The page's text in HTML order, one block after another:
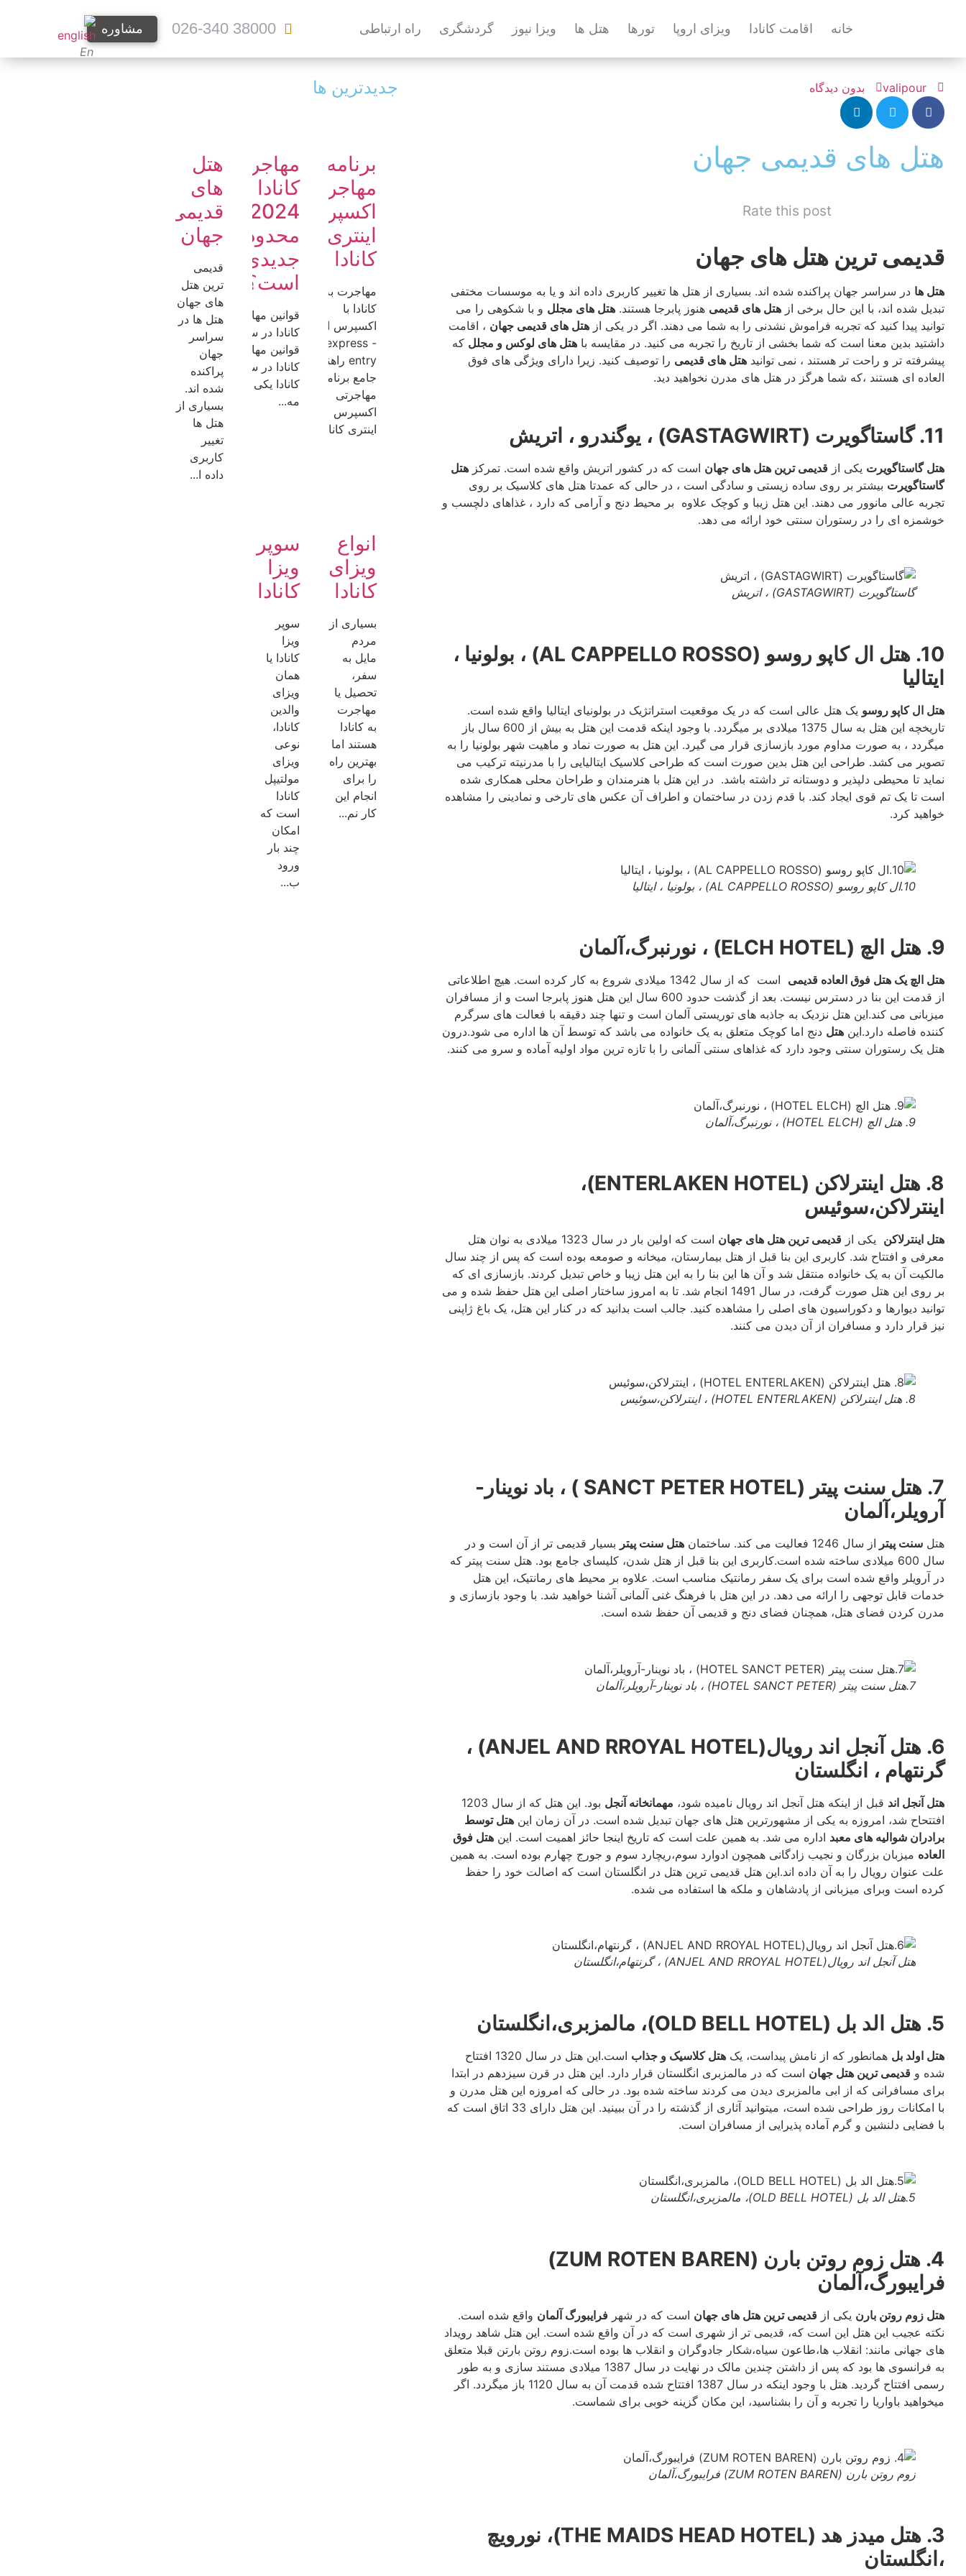
خانه اقامت کانادا ویزای اروپا تورها هتل ها ویزا نیوز گردشگری راه ارتباطی 38000 026-340
مشاوره
En
valipour بدون دیدگاه
هتل های قدیمی جهان
Rate this post
قدیمی ترین هتل های جهان
هتل ها در سراسر جهان پراکنده شده اند. بسیاری از هتل ها تغییر کاربری داده اند و یا به موسسات مختفی
تبدیل شده اند، با این حال برخی از هتل های قدیمی هنوز پابرجا هستند. هتل های مجلل و با شکوهی را می
توانید پیدا کنید که تجربه فراموش نشدنی را به شما می دهند. اگر در یکی از هتل های قدیمی جهان ، اقامت
داشتید بدین معنا است که شما بخشی از تاریخ را تجربه می کنید. در مقایسه با هتل های لوکس و مجلل که
پیشرفته تر و راحت تر هستند ، نمی توانید هتل های قدیمی را توصیف کنید. زیرا دارای ویژگی های فوق
العاده ای هستند ،که شما هرگز در هتل های مدرن نخواهید دید.
11. گاستاگویرت (GASTAGWIRT) ، یوگندرو ، اتریش
هتل گاستاگویرت یکی از قدیمی ترین هتل های جهان است که در کشور اتریش واقع شده است. تمرکز هتل
گاستاگویرت بیشتر بر روی ساده زیستی و سادگی است ، در حالی که عمدتا هتل های کلاسیک بر روی
تجربه عالی مانوور می دهند. این هتل زیبا و کوچک علاوه بر محیط دنج و آرامی که دارد ، غذاهای دلچسب و
خوشمزه ای را در رستوران سنتی خود ارائه می دهد.
گاستاگویرت (GASTAGWIRT) ، اتریش
10. هتل ال کاپو روسو (AL CAPPELLO ROSSO) ، بولونیا ،
ایتالیا
هتل ال کاپو روسو یک هتل عالی است که در یک موقعیت استراتژیک در بولونیای ایتالیا واقع شده است.
تاریخچه این هتل به سال 1375 میلادی بر میگردد. با وجود اینکه قدمت این هتل به بیش از 600 سال باز
میگردد ، به صورت مداوم مورد بازسازی قرار می گیرد. این هتل به صورت نماد و ماهیت شهر بولونیا را به
تصویر می کشد. طراحی این هتل بدین صورت است که طراحی کلاسیک ایتالیایی را با مدرنیته ترکیب می
نماید تا محیطی دلپذیر و دوستانه تر داشته باشد. در این هتل با هنرمندان و طراحان محلی همکاری شده
است تا یک تم قوی ایجاد کند. با قدم زدن در ساختمان و اطراف آن عکس های تارخی و نمادینی را مشاهده
خواهید کرد.
10.ال کاپو روسو (AL CAPPELLO ROSSO) ، بولونیا ، ایتالیا
9. هتل الچ (ELCH HOTEL) ، نورنبرگ،آلمان
هتل الچ یک هتل فوق العاده قدیمی
است که از سال 1342 میلادی شروع به کار کرده است. هیچ اطلاعاتی
از قدمت این بنا در دسترس نیست. بعد از گذشت حدود 600 سال این هتل هنوز پابرجا است و از مسافران
میزبانی می کند.این هتل نزدیک به جاذبه های توریستی آلمان است و تنها چند دقیقه با فعالت های سرگرم
کننده فاصله دارد.این هتل دنج اما کوچک متعلق به یک خانواده می باشد که توسط آن ها اداره می شود.درون
هتل یک رستوران سنتی وجود دارد که غذاهای سنتی آلمانی را با تازه ترین مواد اولیه آماده و سرو می کنند.
9. هتل الچ (HOTEL ELCH) ، نورنبرگ،آلمان
8. هتل اینترلاکن (ENTERLAKEN HOTEL)،
اینترلاکن،سوئیس
هتل اینترلاکن یکی از قدیمی ترین هتل های جهان
است که اولین بار در سال 1323 میلادی به نوان هتل
معرفی و افتتاح شد. کاربری این بنا قبل از هتل بیمارستان، میخانه و صومعه بوده است که پس از چند سال
مالکیت آن به یک خانواده منتقل شد و آن ها این بنا را به این هتل زیبا و خاص تبدیل کردند. بازسازی ای که
بر روی این هتل صورت گرفت، در سال 1491 انجام شد. تا به امروز ساختار اصلی این هتل حفظ شده و می
توانید دیوارها و دکوراسیون های اصلی را مشاهده کنید. جالب است بدانید که در کنار این هتل، یک باغ ژاپنی
نیز قرار دارد و مسافران از آن دیدن می کنند.
8. هتل اینترلاکن (HOTEL ENTERLAKEN) ، اینترلاکن،سوئیس
7. هتل سنت پیتر (SANCT PETER HOTEL ) ، باد نوینار-
آرویلر،آلمان
هتل سنت پیتر از سال 1246 فعالیت می کند. ساختمان هتل سنت پیتر بسیار قدیمی تر از آن است و در
سال 600 میلادی ساخته شده است.کاربری این بنا قبل از هتل شدن، کلیسای جامع بود. هتل سنت پیتر که
در آرویلر واقع شده است برای یک سفر رمانتیک مناسب است. علاوه بر محیط های رمانتیک، این هتل
خدمات قابل توجهی را ارائه می دهد. در این هتل با فرهنگ غنی آلمانی آشنا خواهید شد. با وجود بازسازی و
مدرن کردن فضای هتل، همچنان فضای دنج و قدیمی آن حفظ شده است.
7.هتل سنت پیتر (HOTEL SANCT PETER) ، باد نوینار-آرویلر،آلمان
6. هتل آنجل اند رویال(ANJEL AND RROYAL HOTEL) ،
گرنتهام ، انگلستان
هتل آنجل اند قبل از اینکه هتل آنجل اند رویال نامیده شود، مهمانخانه آنجل
بود. این هتل که از سال 1203
افتتحاح شد، امروزه به یکی از مشهورترین هتل های جهان تبدیل شده است. در آن زمان این هتل توسط
برادران شوالیه های معبد اداره می شد. به همین علت است که تاریخ اینجا حائز اهمیت است. این هتل فوق
العاده میزبان بزرگان و نجیب زادگانی همچون ادوارد سوم،ریچارد سوم و جورج چهارم بوده است. به همین
علت عنوان رویال را به آن داده اند.این هتل قدیمی ترین هتل در انگلستان است که اصالت خود را حفظ
کرده است وبرای میزبانی از پادشاهان و ملکه ها استفاده می شده.
هتل آنجل اند رویال(ANJEL AND RROYAL HOTEL) ، گرنتهام،انگلستان
5. هتل الد بل (OLD BELL HOTEL)، مالمزبری،انگلستان
هتل اولد بل همانطور که از نامش پیداست، یک هتل کلاسیک و جذاب
است.این هتل در سال 1320 افتتاح
شده و قدیمی ترین هتل جهان است که در مالمزبری انگلستان قرار دارد. این هتل در قرن سیزدهم در ابتدا
برای مسافرانی که از ابی مالمزبری دیدن می کردند ساخته شده بود. در حالی که امروزه این هتل مدرن و
با امکانات روز طراحی شده است، میتوانید آثاری از گذشته را در آن ببینید. این هتل دارای 33 اتاق است که
با فضایی دلنشین و گرم آماده پذیرایی از مسافران است.
5.هتل الد بل (OLD BELL HOTEL)، مالمزبری،انگلستان
4. هتل زوم روتن بارن (ZUM ROTEN BAREN)
فرایبورگ،آلمان
هتل زوم روتن بارن یکی از قدیمی ترین هتل های جهان است که در شهر فرایبورگ آلمان واقع شده است.
نکته عجیب این هتل این است که، قدیمی تر از شهری است که در آن واقع شده است. این هتل شاهد رویداد
های جهانی مانند: انقلاب ها،طاعون سیاه،شکار جادوگران و انقلاب ها بوده است.زوم روتن بارتن قبلا متعلق
به فرانسوی ها بود که پس از داشتن چندین مالک در نهایت در سال 1387 میلادی مستند سازی و به طور
رسمی افتتاح گردید. هتل با وجود اینکه در سال 1387 افتتاح شده قدمت آن به سال 1120 باز میگردد. اگر
میخواهید باواریا را تجربه و آن را بشناسید، این مکان گزینه خوبی برای شماست.
زوم روتن بارن (ZUM ROTEN BAREN) فرایبورگ،آلمان
3. هتل میدز هد (THE MAIDS HEAD HOTEL)، نورویچ
،انگلستان
جدیدترین ها
برنامه
مهاجرتی
اکسپرس
اینتری
کانادا
مهاجرت به
کانادا با
اکسپرس انتری
- express
entry راهنمای
جامع برنامه
مهاجرتی
اکسپرس
اینتری کانادا...
مهاجرت به
کانادا در سال
2024: آیا
محدودیت‌های
جدیدی در راه
است؟
قوانین مهاجرت به
قوانین مهاجرت به
کانادا در سال ۲۰۲۴
کانادا یکی از مقاصد
مه...
هتل
های
قدیمی
جهان
قدیمی
ترین هتل
های جهان
هتل ها در
سراسر
جهان
پراکنده
شده اند.
بسیاری از
هتل ها
تغییر
کاربری
داده ا...
انواع
ویزای
کانادا
بسیاری از
مردم
مایل به
سفر،
تحصیل یا
مهاجرت
به کانادا
هستند اما
بهترین راه
را برای
انجام این
کار نم...
سوپر
ویزا
کانادا
سوپر
ویزا
کانادا یا
همان
ویزای
والدین
کانادا،
نوعی
ویزای
مولتیپل
کانادا
است که
امکان
چند بار
ورود
ب...